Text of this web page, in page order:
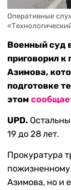
Оперативные
Военный суд
приговорил
Азимова,
подготовке
этом
UPD.
19 до 28 лет.
Прокуратура
Азимова, но и